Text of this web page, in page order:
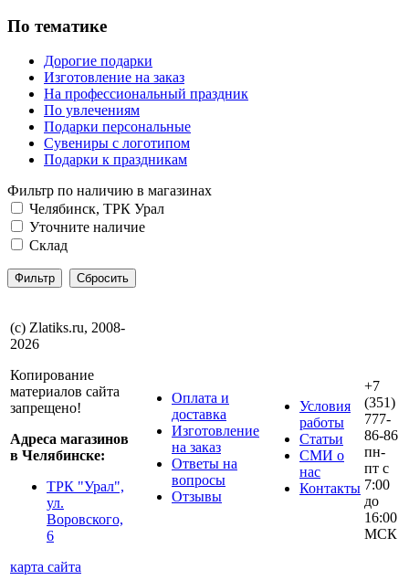
По тематике
Дорогие подарки
Изготовление на заказ
На профессиональный праздник
По увлечениям
Подарки персональные
Сувениры с логотипом
Подарки к праздникам
Фильтр по наличию в магазинах
Челябинск, ТРК Урал
Уточните наличие
Склад
(с) Zlatiks.ru, 2008-
2026
Копирование
материалов сайта
запрещено!
Адреса магазинов
в Челябинске:
ТРК "Урал",
ул.
Воровского,
6
карта сайта
Оплата и
доставка
Изготовление
на заказ
Ответы на
вопросы
Отзывы
Условия
работы
Статьи
СМИ о
нас
Контакты
+7
(351)
777-
86-86
пн-
пт с
7:00
до
16:00
МСК